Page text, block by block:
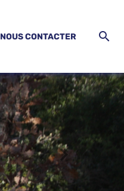
NOUS CONTACTER